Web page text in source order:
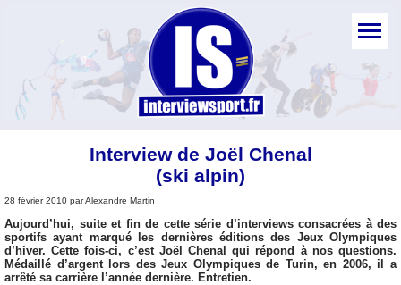
Interview de Joël Chenal
(ski alpin)
28 février 2010 par Alexandre Martin
Aujourd’hui, suite et fin de cette série d’interviews consacrées à des
sportifs ayant marqué les dernières éditions des Jeux Olympiques
d’hiver. Cette fois-ci, c’est Joël Chenal qui répond à nos questions.
Médaillé d’argent lors des Jeux Olympiques de Turin, en 2006, il a
arrêté sa carrière l’année dernière. Entretien.